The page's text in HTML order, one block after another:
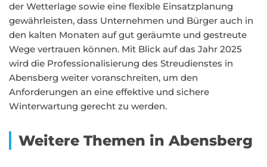
der Wetterlage sowie eine flexible Einsatzplanung
gewährleisten, dass Unternehmen und Bürger auch in
den kalten Monaten auf gut geräumte und gestreute
Wege vertrauen können. Mit Blick auf das Jahr 2025
wird die Professionalisierung des Streudienstes in
Abensberg weiter voranschreiten, um den
Anforderungen an eine effektive und sichere
Winterwartung gerecht zu werden.
Weitere Themen in Abensberg